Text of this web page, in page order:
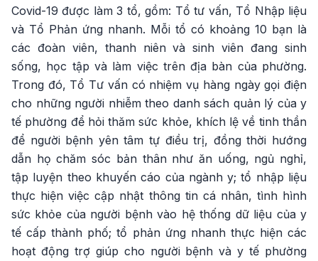
Covid-19 được làm 3 tổ, gồm: Tổ tư vấn, Tổ Nhập liệu
và Tổ Phản ứng nhanh. Mỗi tổ có khoảng 10 bạn là
các đoàn viên, thanh niên và sinh viên đang sinh
sống, học tập và làm việc trên địa bàn của phường.
Trong đó, Tổ Tư vấn có nhiệm vụ hàng ngày gọi điện
cho những người nhiễm theo danh sách quản lý của y
tế phường để hỏi thăm sức khỏe, khích lệ về tinh thần
để người bệnh yên tâm tự điều trị, đồng thời hướng
dẫn họ chăm sóc bản thân như ăn uống, ngủ nghỉ,
tập luyện theo khuyến cáo của ngành y; tổ nhập liệu
thực hiện việc cập nhật thông tin cá nhân, tình hình
sức khỏe của người bệnh vào hệ thống dữ liệu của y
tế cấp thành phố; tổ phản ứng nhanh thực hiện các
hoạt động trợ giúp cho người bệnh và y tế phường